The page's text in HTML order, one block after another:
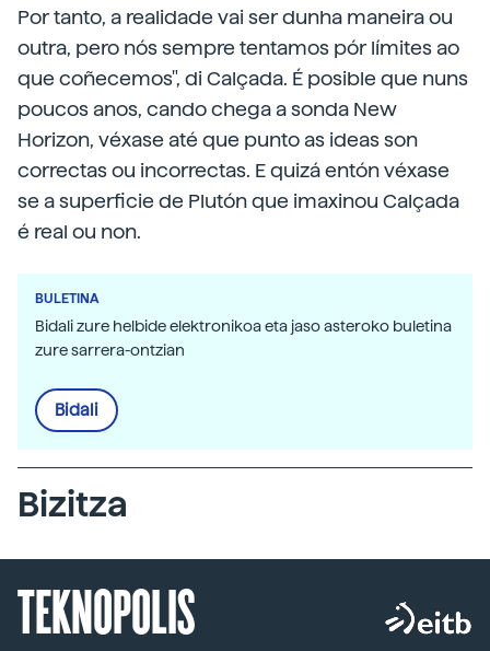
Por tanto, a realidade vai ser dunha maneira ou
outra, pero nós sempre tentamos pór límites ao
que coñecemos", di Calçada. É posible que nuns
poucos anos, cando chega a sonda New
Horizon, véxase até que punto as ideas son
correctas ou incorrectas. E quizá entón véxase
se a superficie de Plutón que imaxinou Calçada
é real ou non.
BULETINA
Bidali zure helbide elektronikoa eta jaso asteroko buletina
zure sarrera-ontzian
Bidali
Bizitza
TEKNOPOLIS